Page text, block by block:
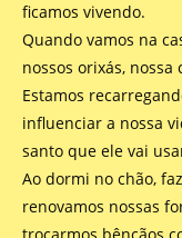
ficamos vivendo.
Quando vamos na
nossos orixás,
Estamos
influenciar a nossa
santo que ele vai
Ao dormi no chão,
renovamos nossas